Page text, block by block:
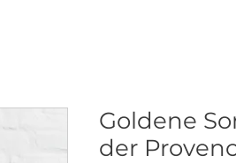
Goldene
der